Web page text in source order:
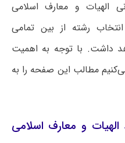
الهیات و معارف اسلامی
رشته از بین تمامی
داشت. با توجه به اهمیت
مطالب این صفحه را به
و معارف اسلامی